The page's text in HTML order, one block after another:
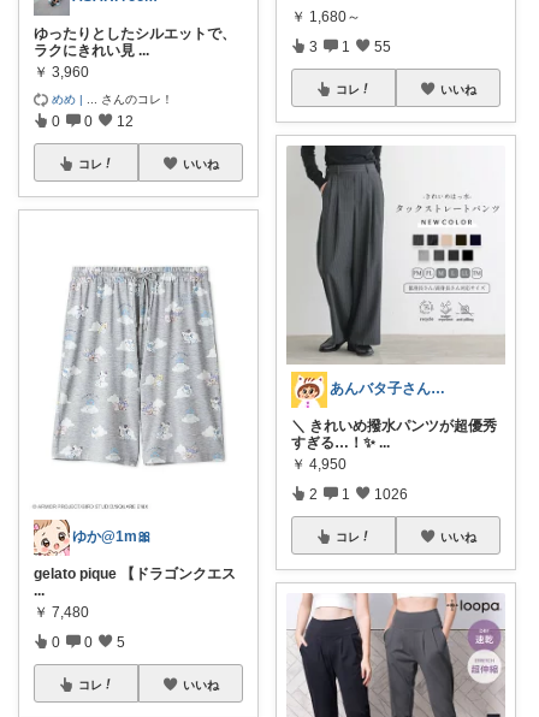
ゆったりとしたシルエットで、
ラクにきれい見 ...
￥ 3,960
めめ | さんのコレ！
0 0 12
コレ いいね
ゆか@1m🎀
gelato pique 【ドラゴンクエス
...
￥ 7,480
0 0 5
コレ いいね
￥ 1,680～
3 1 55
コレ いいね
あんバタ子さん🥞🍞
＼ きれいめ撥水パンツが超優秀
すぎる…！✨ ...
￥ 4,950
2 1 1026
コレ いいね